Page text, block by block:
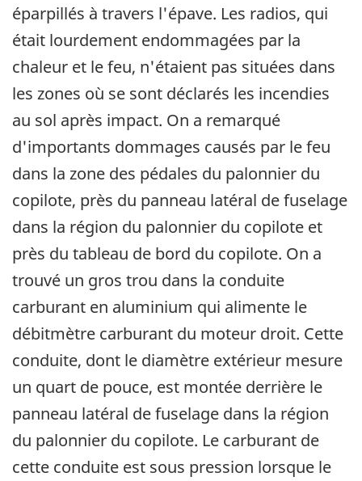
éparpillés à travers l'épave. Les radios, qui
était lourdement endommagées par la
chaleur et le feu, n'étaient pas situées dans
les zones où se sont déclarés les incendies
au sol après impact. On a remarqué
d'importants dommages causés par le feu
dans la zone des pédales du palonnier du
copilote, près du panneau latéral de fuselage
dans la région du palonnier du copilote et
près du tableau de bord du copilote. On a
trouvé un gros trou dans la conduite
carburant en aluminium qui alimente le
débitmètre carburant du moteur droit. Cette
conduite, dont le diamètre extérieur mesure
un quart de pouce, est montée derrière le
panneau latéral de fuselage dans la région
du palonnier du copilote. Le carburant de
cette conduite est sous pression lorsque le